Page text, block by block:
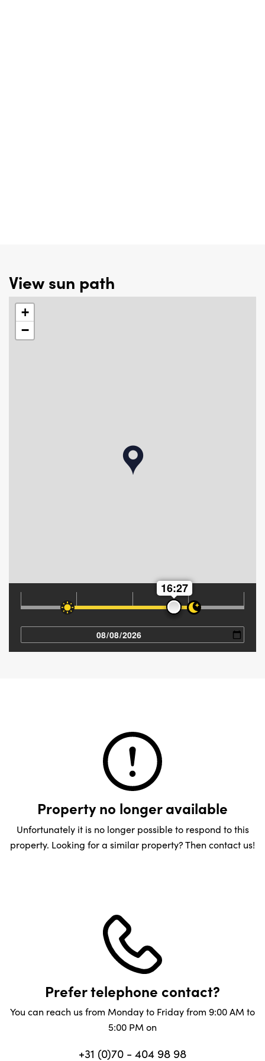
Particularities:
- Equipped with authentic wooden parquet floor and
paintwork
- Year of construction: 1700.
- Delivery in consultation, but can be done quickly.
- Old-age and non-self-occupancy clause applicable
View sun path
+
−
16:27
Property no longer available
Unfortunately it is no longer possible to respond to this
property. Looking for a similar property? Then contact us!
Prefer telephone contact?
You can reach us from Monday to Friday from 9:00 AM to
5:00 PM on
+31 (0)70 - 404 98 98